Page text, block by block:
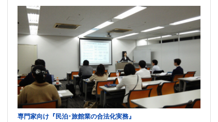
専門家向け『民泊･旅館業の合法化実務』